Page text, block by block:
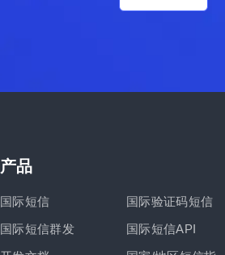
产品
国际短信
国际验证码短信
国际短信群发
国际短信API